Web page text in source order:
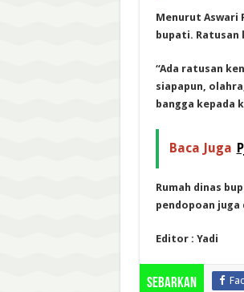
Menurut Aswari
bupati.
“Ada ratusan
siapapun,
bangga kepada
Baca Juga
Rumah dinas
pendopoan
Editor : Yadi
Sebarkan